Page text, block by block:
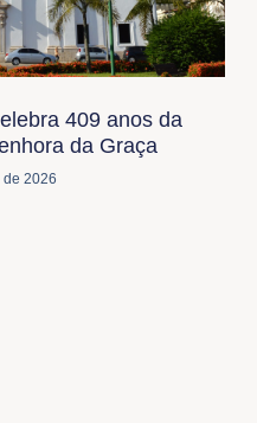
409 anos da
da Graça
2026